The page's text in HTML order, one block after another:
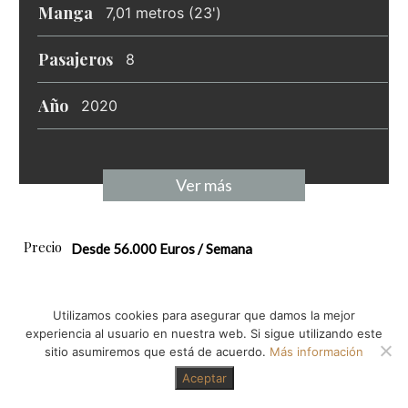
Manga 7,01 metros (23')
Pasajeros 8
Año 2020
Ver más
Precio Desde 56.000 Euros / Semana
YATE A MOTOR
Utilizamos cookies para asegurar que damos la mejor
experiencia al usuario en nuestra web. Si sigue utilizando este
sitio asumiremos que está de acuerdo. Más información
Aceptar